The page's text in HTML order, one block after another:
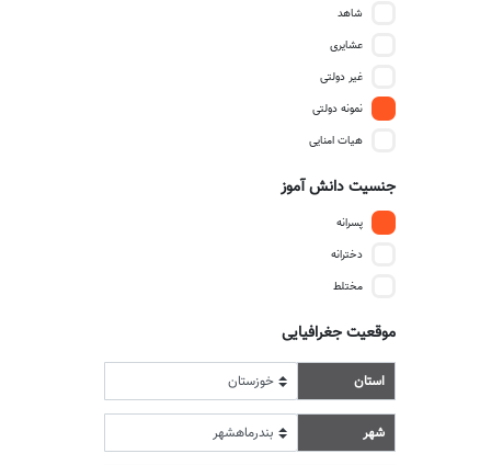
شاهد
عشایری
غیر دولتی
نمونه دولتی
هیات امنایی
جنسیت دانش آموز
پسرانه
دخترانه
مختلط
موقعیت جغرافیایی
استان
شهر